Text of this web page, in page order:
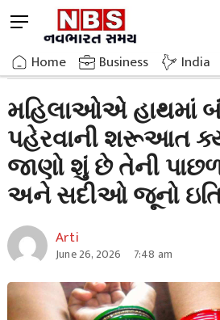
to
content
M
n
u
u
t
o
Home Business India
Home»Breaking News»When Did Women
મહિલાઓએ હાથમાં
પહેરવાની શરૂઆત
જાણો શું છે તેની
અને સદીઓ જૂનો
Arti
June 26, 2026 7:48 am